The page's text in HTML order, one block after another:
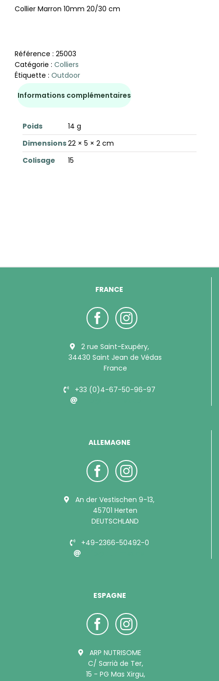
Collier Marron 10mm 20/30 cm
Référence : 25003
Catégorie : Colliers
Étiquette : Outdoor
Informations complémentaires
Poids
14 g
Dimensions22 × 5 × 2 cm
Colisage
15
FRANCE
2 rue Saint-Exupéry,
34430 Saint Jean de Védas
France
+33 (0)4-67-50-96-97
ALLEMAGNE
An der Vestischen 9-13,
45701 Herten
DEUTSCHLAND
+49-2366-50492-0
ESPAGNE
ARP NUTRISOME
C/ Sarrià de Ter,
15 - PG Mas Xirgu,